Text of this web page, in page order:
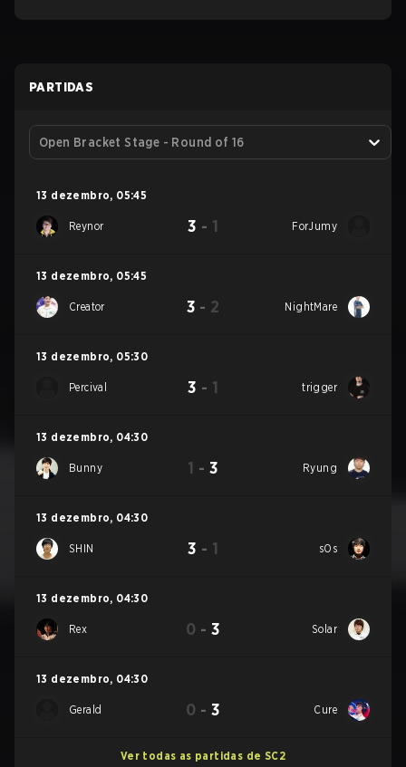
PARTIDAS
Open Bracket Stage - Round of 16
13 dezembro, 05:45
Reynor 3 - 1 ForJumy
13 dezembro, 05:45
Creator 3 - 2 NightMare
13 dezembro, 05:30
Percival 3 - 1 trigger
13 dezembro, 04:30
Bunny 1 - 3 Ryung
13 dezembro, 04:30
SHIN 3 - 1 sOs
13 dezembro, 04:30
Rex 0 - 3 Solar
13 dezembro, 04:30
Gerald 0 - 3 Cure
Ver todas as partidas de SC2